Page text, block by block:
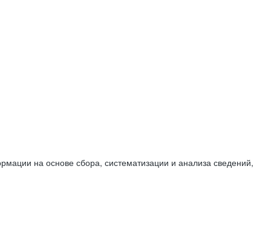
на основе сбора, систематизации и анализа сведений,